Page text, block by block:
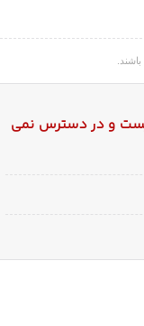
و در دسترس نمی